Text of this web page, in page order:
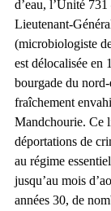
d’eau, l’Unité
Lieutenant-
(microbiologiste
est délocalisée en
bourgade du
fraîchement
Mandchourie. Ce
déportations de
au régime
jusqu’au mois
années 30, de